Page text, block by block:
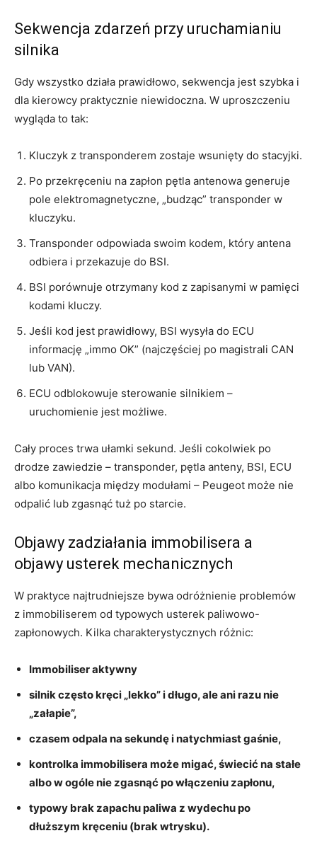
Sekwencja zdarzeń przy uruchamianiu
silnika
Gdy wszystko działa prawidłowo, sekwencja jest szybka i
dla kierowcy praktycznie niewidoczna. W uproszczeniu
wygląda to tak:
Kluczyk z transponderem zostaje wsunięty do stacyjki.
Po przekręceniu na zapłon pętla antenowa generuje
pole elektromagnetyczne, „budząc” transponder w
kluczyku.
Transponder odpowiada swoim kodem, który antena
odbiera i przekazuje do BSI.
BSI porównuje otrzymany kod z zapisanymi w pamięci
kodami kluczy.
Jeśli kod jest prawidłowy, BSI wysyła do ECU
informację „immo OK” (najczęściej po magistrali CAN
lub VAN).
ECU odblokowuje sterowanie silnikiem –
uruchomienie jest możliwe.
Cały proces trwa ułamki sekund. Jeśli cokolwiek po
drodze zawiedzie – transponder, pętla anteny, BSI, ECU
albo komunikacja między modułami – Peugeot może nie
odpalić lub zgasnąć tuż po starcie.
Objawy zadziałania immobilisera a
objawy usterek mechanicznych
W praktyce najtrudniejsze bywa odróżnienie problemów
z immobiliserem od typowych usterek paliwowo-
zapłonowych. Kilka charakterystycznych różnic:
Immobiliser aktywny
silnik często kręci „lekko” i długo, ale ani razu nie
„załapie”,
czasem odpala na sekundę i natychmiast gaśnie,
kontrolka immobilisera może migać, świecić na stałe
albo w ogóle nie zgasnąć po włączeniu zapłonu,
typowy brak zapachu paliwa z wydechu po
dłuższym kręceniu (brak wtrysku).